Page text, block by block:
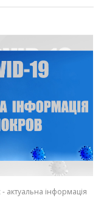
період у місті
доза - 4806,
При перших
актуальна інформація